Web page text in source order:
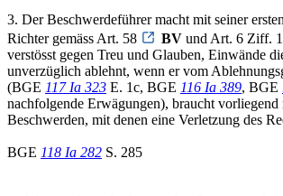
3. Der Beschwerdeführer macht mit seiner
Richter gemäss Art. 58
BV und Art. 6 Ziff. 1
verstösst gegen Treu und Glauben, Einwände
unverzüglich ablehnt, wenn er vom
(BGE 117 Ia 323 E. 1c, BGE 116 Ia 389, BGE
nachfolgende Erwägungen), braucht
Beschwerden, mit denen eine Verletzung des
BGE 118 Ia 282 S. 285